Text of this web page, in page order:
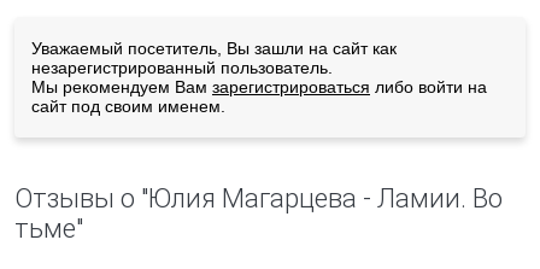
Уважаемый посетитель, Вы зашли на сайт как
незарегистрированный пользователь.
Мы рекомендуем Вам зарегистрироваться либо войти на
сайт под своим именем.
Отзывы о "Юлия Магарцева - Ламии. Во
тьме"